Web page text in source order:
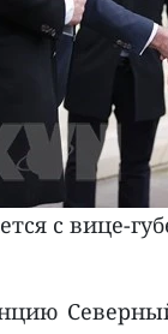
с вице-